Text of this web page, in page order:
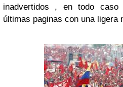
inadvertidos , en todo
últimas paginas con una ligera